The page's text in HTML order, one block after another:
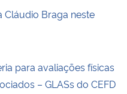
Cláudio Braga neste
para avaliações físicas
– GLASs do CEFD